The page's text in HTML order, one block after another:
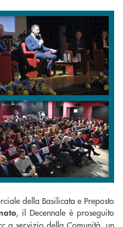
della Basilicata e Preposto
, il Decennale è proseguito
a servizio della Comunità, un